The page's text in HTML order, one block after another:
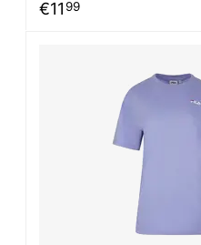
€11 99